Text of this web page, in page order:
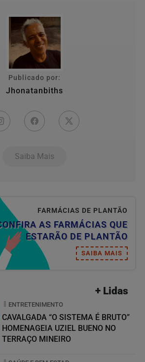
Publicado por:
Jhonatanbiths
Saiba Mais
FARMÁCIAS DE PLANTÃO
AS FARMÁCIAS QUE
ESTARÃO DE PLANTÃO
SAIBA MAIS
+ Lidas
ENTRETENIMENTO
CAVALGADA “O SISTEMA É BRUTO”
HOMENAGEIA UZIEL BUENO NO
TERRAÇO MINEIRO